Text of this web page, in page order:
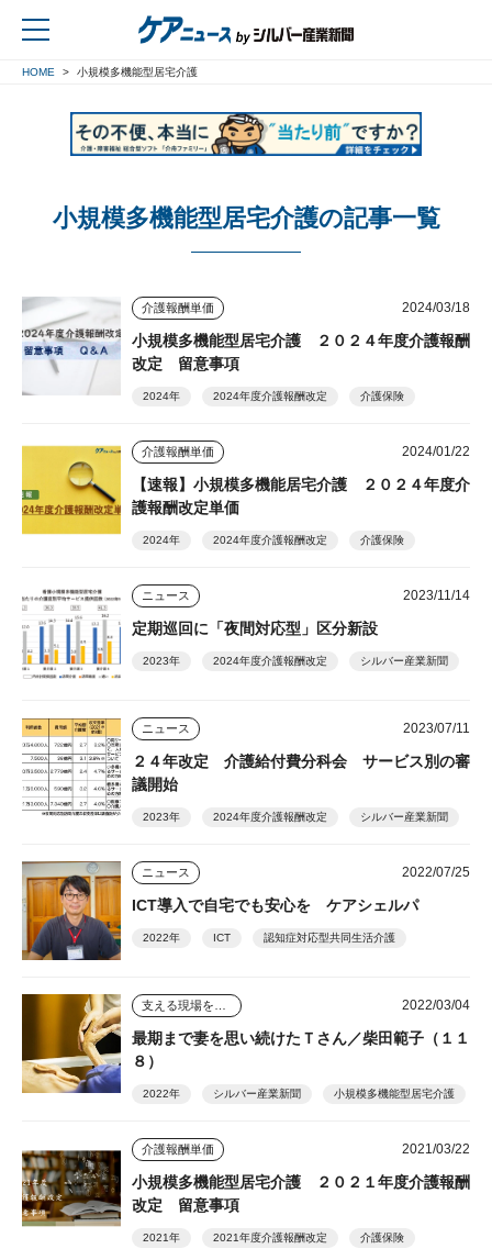
HOME 小規模多機能型居宅介護
小規模多機能型居宅介護の記事一覧
介護報酬単価 2024/03/18
小規模多機能型居宅介護 ２０２４年度介護報酬
改定 留意事項
2024年 2024年度介護報酬改定 介護保険
介護報酬単価 2024/01/22
【速報】小規模多機能居宅介護 ２０２４年度介
護報酬改定単価
2024年 2024年度介護報酬改定 介護保険
ニュース 2023/11/14
定期巡回に「夜間対応型」区分新設
2023年 2024年度介護報酬改定 シルバー産業新聞
ニュース 2023/07/11
２４年改定 介護給付費分科会 サービス別の審
議開始
2023年 2024年度介護報酬改定 シルバー産業新聞
ニュース 2022/07/25
ICT導入で自宅でも安心を ケアシェルパ
2022年 ICT 認知症対応型共同生活介護
2022/03/04
最期まで妻を思い続けたＴさん／柴田範子（１１
８）
2022年 シルバー産業新聞 小規模多機能型居宅介護
介護報酬単価 2021/03/22
小規模多機能型居宅介護 ２０２１年度介護報酬
改定 留意事項
2021年 2021年度介護報酬改定 介護保険